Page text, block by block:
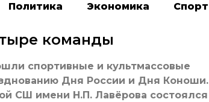
Политика Экономика Спорт
команды
спортивные и культмассовые
Дня России и Дня Коноши.
СШ имени Н.П. Лавёрова состоялся